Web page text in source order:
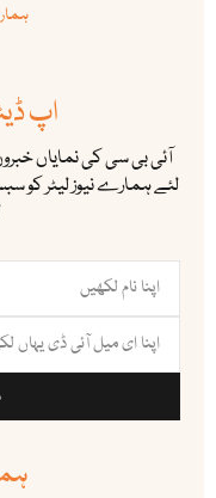
اپ
آئی بی سی کی نمایاں
لئے ہمارے نیوز لیٹر کو